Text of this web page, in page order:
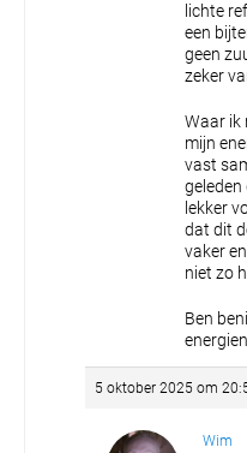
lichte
een
geen
zeker
Waar ik
mijn
vast
geleden
lekker
dat dit
vaker
niet zo
Ben
5 oktober 2025 om
Wim